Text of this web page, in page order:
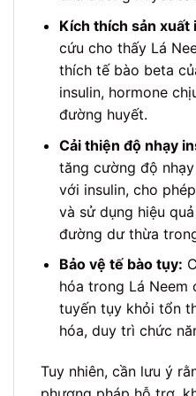
Kích thích sản xuất
cứu cho thấy Lá
thích tế bào beta
insulin, hormone
đường huyết.
Cải thiện độ nhạy
tăng cường độ
với insulin, cho
và sử dụng hiệu
đường dư thừa
Bảo vệ tế bào tụy:
hóa trong Lá Neem
tuyến tụy khỏi tổn
hóa, duy trì chức
Tuy nhiên, cần lưu ý